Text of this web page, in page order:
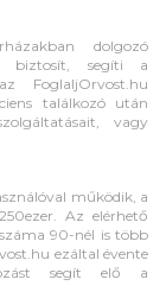
dolgozó
biztosít, segíti a
FoglaljOrvost.hu
találkozó után
vagy
működik, a
Az elérhető
90-nél is több
ezáltal évente
segít elő a